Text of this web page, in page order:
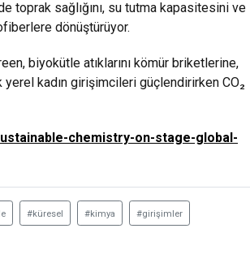
toprak sağlığını, su tutma kapasitesini ve
dönüştürüyor.
biyokütle atıklarını kömür briketlerine,
kadın girişimcileri güçlendirirken CO₂
chemistry-on-stage-global-
#küresel #kimya #girişimler